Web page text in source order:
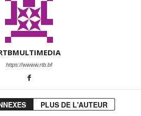
https://wwww.rtb.bf
PLUS DE L'AUTEUR